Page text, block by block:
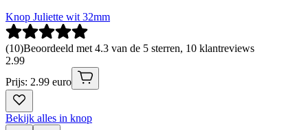
Knop Juliette wit 32mm
(10)Beoordeeld met 4.3 van de 5 sterren, 10 klantreviews
2.99
Prijs: 2.99 euro
Bekijk alles in knop